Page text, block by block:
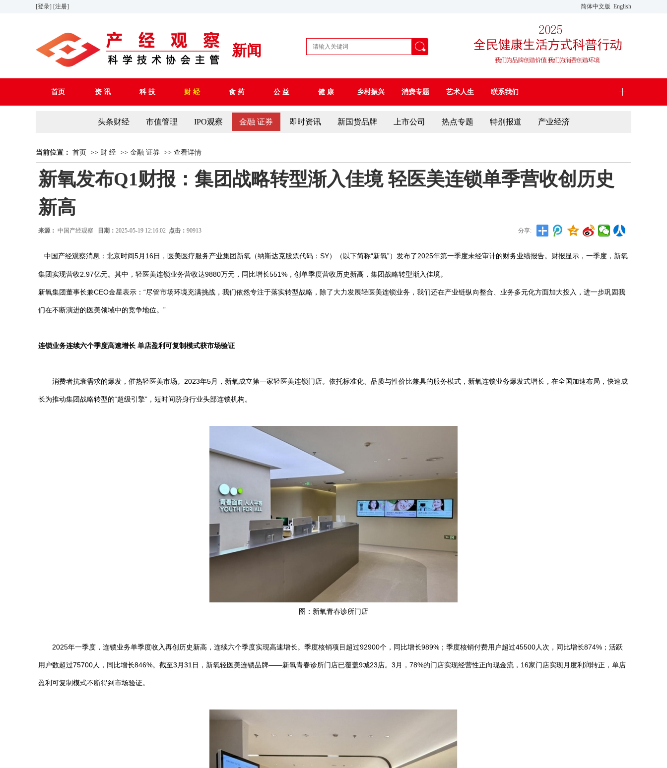
[登录] [注册] 简体中文版 English
新闻
首页 资 讯 科 技 财 经 食 药 公 益 健 康 乡村振兴 消费专题 艺术人生 联系我们
头条财经 市值管理 IPO观察 金融 证券 即时资讯 新国货品牌 上市公司 热点专题 特别报道 产业经济
当前位置： 首页 >> 财 经 >> 金融 证券 >> 查看详情
新氧发布Q1财报：集团战略转型渐入佳境 轻医美连锁单季营收创历史
新高
来源： 中国产经观察 日期： 2025-05-19 12:16:02 点击： 90913 分享:
中国 产经观察消息：北京时间5月16日，医美医疗服务产业集团新氧（纳斯达克股票代码：SY）（以下简称“新氧”）发布了2025年第一季度未经审计的财务业绩报告。财报显示，一季度，新氧
集团实现营收2.97亿元。其中，轻医美连锁业务营收达9880万元，同比增长551%，创单季度营收历史新高，集团战略转型渐入佳境。
新氧集团董事长兼CEO金星表示：“尽管市场环境充满挑战，我们依然专注于落实转型战略，除了大力发展轻医美连锁业务，我们还在产业链纵向整合、业务多元化方面加大投入，进一步巩固我
们在不断演进的医美领域中的竞争地位。”
连锁业务连续六个季度高速增长 单店盈利可复制模式获市场验证
消费者抗衰需求的爆发，催热轻医美市场。2023年5月，新氧成立第一家轻医美连锁门店。依托标准化、品质与性价比兼具的服务模式，新氧连锁业务爆发式增长，在全国加速布局，快速成
长为推动集团战略转型的“超级引擎”，短时间跻身行业头部连锁机构。
图：新氧青春诊所门店
2025年一季度，连锁业务单季度收入再创历史新高，连续六个季度实现高速增长。季度核销项目超过92900个，同比增长989%；季度核销付费用户超过45500人次，同比增长874%；活跃
用户数超过75700人，同比增长846%。截至3月31日，新氧轻医美连锁品牌——新氧青春诊所门店已覆盖9城23店。3月，78%的门店实现经营性正向现金流，16家门店实现月度利润转正，单店
盈利可复制模式不断得到市场验证。